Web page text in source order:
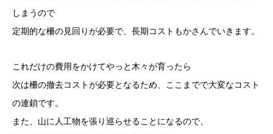
しまうので
定期的な柵の見回りが必要で、長期コストもかさんでいきます。
これだけの費用をかけてやっと木々が育ったら
次は柵の撤去コストが必要となるため、ここまでで大変なコスト
の連鎖です。
また、山に人工物を張り巡らせることになるので、